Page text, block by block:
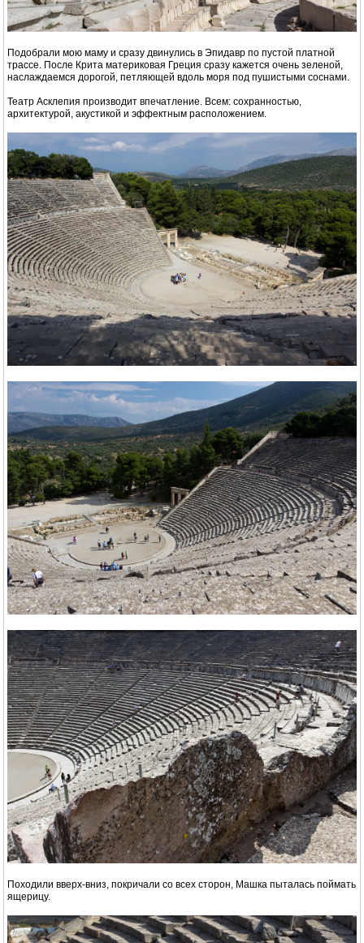
Подобрали мою маму и сразу двинулись в Эпидавр по пустой платной
трассе. После Крита материковая Греция сразу кажется очень зеленой,
наслаждаемся дорогой, петляющей вдоль моря под пушистыми соснами.
Театр Асклепия производит впечатление. Всем: сохранностью,
архитектурой, акустикой и эффектным расположением.
Походили вверх-вниз, покричали со всех сторон, Машка пыталась поймать
ящерицу.